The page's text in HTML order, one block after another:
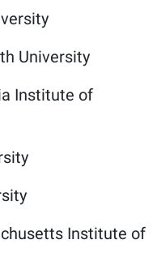
University
Institute of
Institute of